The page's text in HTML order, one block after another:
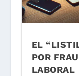
EL
POR
LABORAL